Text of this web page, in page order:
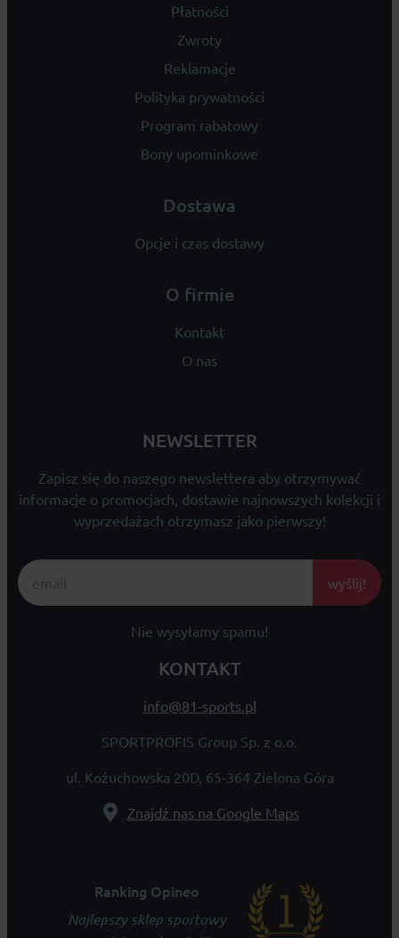
Płatności
Zwroty
Reklamacje
Polityka prywatności
Program rabatowy
Bony upominkowe
Dostawa
Opcje i czas dostawy
O firmie
Kontakt
O nas
NEWSLETTER
Zapisz się do naszego newslettera aby otrzymywać
informacje o promocjach, dostawie najnowszych kolekcji i
wyprzedażach otrzymasz jako pierwszy!
wyślij!
Nie wysyłamy spamu!
KONTAKT
info@81-sports.pl
SPORTPROFIS Group Sp. z o.o.
ul. Kożuchowska 20D, 65-364 Zielona Góra
Znajdź nas na Google Maps
Ranking Opineo
Najlepszy sklep sportowy